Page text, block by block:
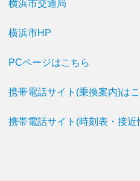
横浜市交通局
横浜市HP
PCページはこちら
携帯電話サイト(乗換案内)は
携帯電話サイト(時刻表・接近